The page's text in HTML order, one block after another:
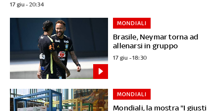
17 giu - 20:34
Brasile, Neymar torna ad
allenarsi in gruppo
MONDIALI
17 giu - 18:30
Mondiali, la mostra "I giusti
MONDIALI